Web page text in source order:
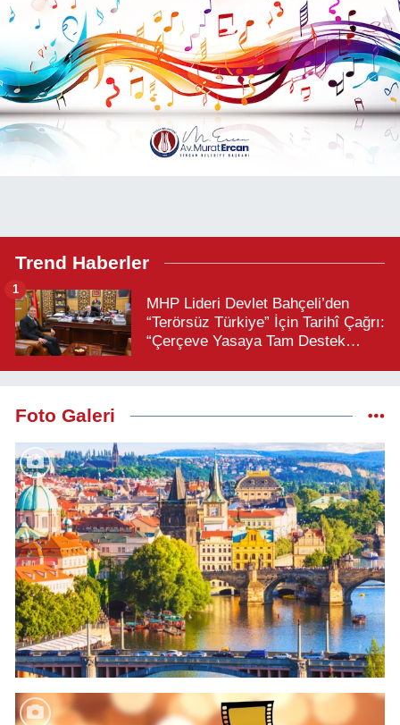
Trend Haberler
MHP Lideri Devlet Bahçeli’den
“Terörsüz Türkiye” İçin Tarihî Çağrı:
“Çerçeve Yasaya Tam Destek
1
Foto Galeri